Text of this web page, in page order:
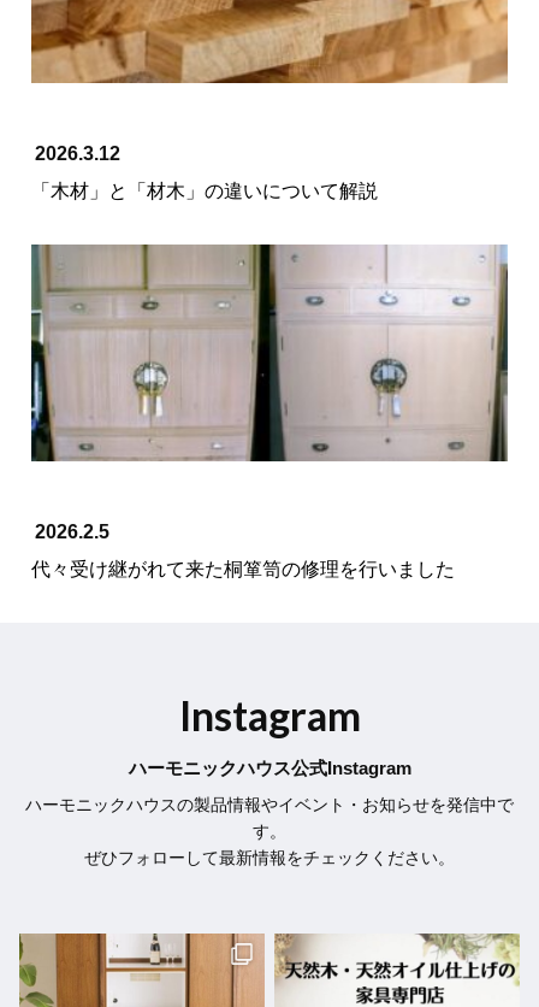
2026.3.12
「木材」と「材木」の違いについて解説
2026.2.5
代々受け継がれて来た桐箪笥の修理を行いました
Instagram
ハーモニックハウス公式Instagram
ハーモニックハウスの製品情報やイベント・お知らせを発信中で
す。
ぜひフォローして最新情報をチェックください。